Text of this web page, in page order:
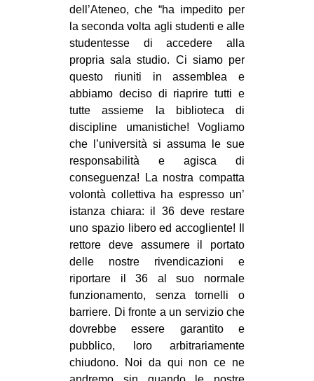
EUROPA
MEDIO ORIENTE
MONDO
EVENTI
in
Fb
tw
bsky
ms
SEARCH
dell’Ateneo, che “ha impedito per
la seconda volta agli studenti e alle
studentesse di accedere alla
propria sala studio. Ci siamo per
questo riuniti in assemblea e
abbiamo deciso di riaprire tutti e
tutte assieme la biblioteca di
discipline umanistiche! Vogliamo
che l’università si assuma le sue
responsabilità e agisca di
conseguenza! La nostra compatta
volontà collettiva ha espresso un’
istanza chiara: il 36 deve restare
uno spazio libero ed accogliente! Il
rettore deve assumere il portato
delle nostre rivendicazioni e
riportare il 36 al suo normale
funzionamento, senza tornelli o
barriere. Di fronte a un servizio che
dovrebbe essere garantito e
pubblico, loro arbitrariamente
chiudono. Noi da qui non ce ne